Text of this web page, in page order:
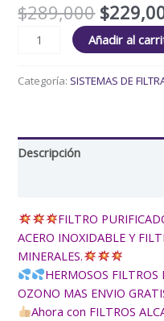
con5.00de
5 en base
valoración
de un
$289,000 $
Añadir al
Categoría: SISTEMAS DE
Descripción
FILTRO
ACERO INOXIDABLE Y
MINERALES.
HERMOSOS FILTROS
OZONO MAS ENVIO
Ahora con FILTROS